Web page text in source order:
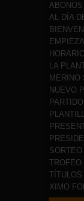
AL DÍA
LA
MERINO
NUEVO
SORTEO
TROFEO
XIMO